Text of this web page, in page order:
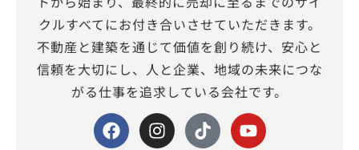
クルすべてにお付き合いさせていただきます。
不動産と建築を通じて価値を創り続け、安心と
信頼を大切にし、人と企業、地域の未来につな
がる仕事を追求している会社です。